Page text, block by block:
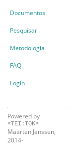
Documentos
Pesquisar
Metodologia
FAQ
Login
Powered by
<TEI:TOK>
Maarten Janssen,
2014-